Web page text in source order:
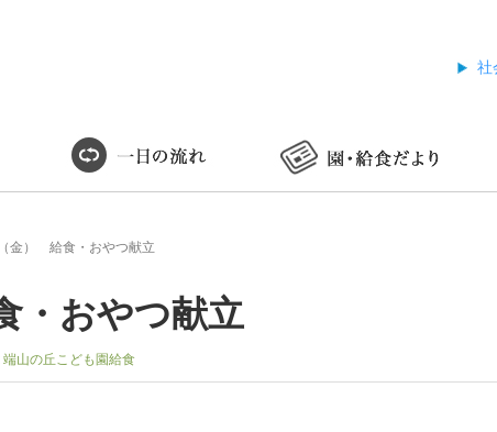
社
金） 給食・おやつ献立
・おやつ献立
端山の丘こども園給食